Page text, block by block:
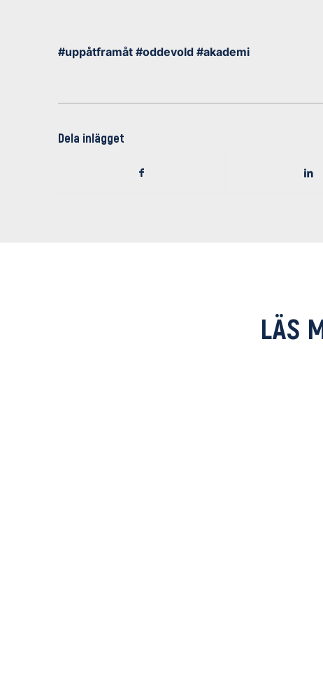
#uppåtframåt #oddevold #akademi
Dela inlägget
LÄS